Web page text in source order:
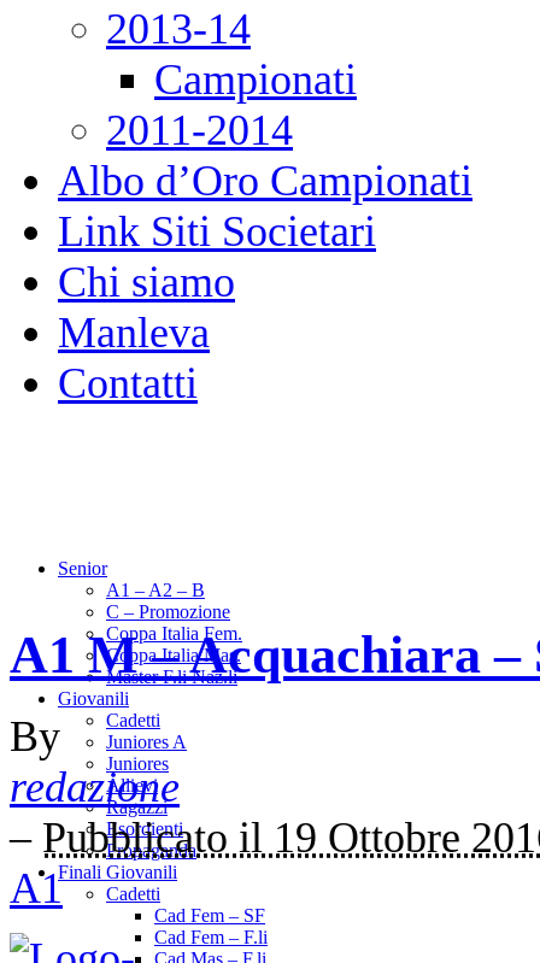
2013-14
Campionati
2011-2014
Albo d’Oro Campionati
Link Siti Societari
Chi siamo
Manleva
Contatti
Senior
A1 – A2 – B
C – Promozione
Coppa Italia Fem.
Coppa Italia Mas.
Master F.li Naz.li
Giovanili
Cadetti
Juniores A
Juniores
Allievi
Ragazzi
Esordienti
Propaganda
Finali Giovanili
Cadetti
Cad Fem – SF
Cad Fem – F.li
Cad Mas – F.li
A1 M – Acquachiara –
By
redazione
– Pubblicato il 19 Ottobre
A1